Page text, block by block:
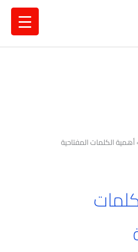
أهمية الكلمات المفتاحية